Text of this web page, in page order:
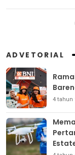
ADVETORIAL
4 tahun